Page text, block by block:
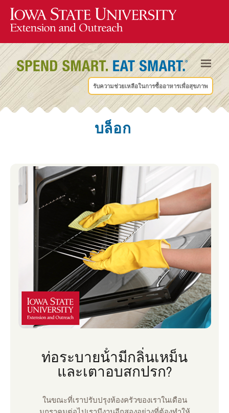
รับความช่วยเหลือในการซื้ออาหารเพื่อสุขภาพ
บล็อก
ท่อระบายน้ํามีกลิ่นเหม็น
และเตาอบสกปรก?
ในขณะที่เราปรับปรุงห้องครัวของเราในเดือน